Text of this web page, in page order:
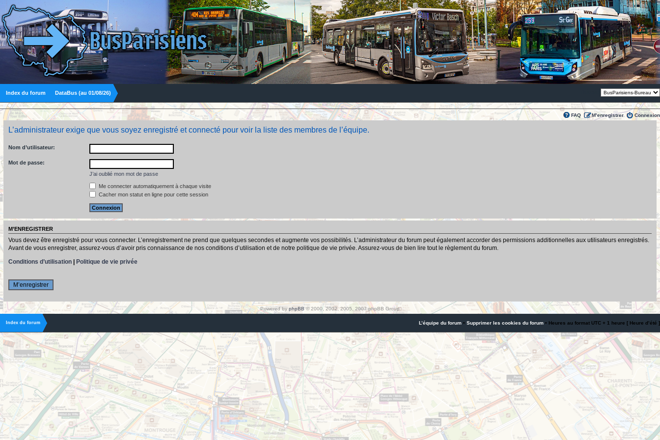
Index du forum DataBus (au 01/08/26)
FAQ M’enregistrer Connexion
L’administrateur exige que vous soyez enregistré et connecté pour voir la liste des membres de l’équipe.
Nom d’utilisateur:
Mot de passe:
J’ai oublié mon mot de passe
Me connecter automatiquement à chaque visite
Cacher mon statut en ligne pour cette session
M’ENREGISTRER
Vous devez être enregistré pour vous connecter. L’enregistrement ne prend que quelques secondes et augmente vos possibilités. L’administrateur du forum peut également accorder des permissions additionnelles aux utilisateurs enregistrés.
Avant de vous enregistrer, assurez-vous d’avoir pris connaissance de nos conditions d’utilisation et de notre politique de vie privée. Assurez-vous de bien lire tout le règlement du forum.
Conditions d’utilisation
Politique de vie privée
M’enregistrer
Powered by phpBB© 2000, 2002, 2005, 2007 phpBB Group
Index du forum L’équipe du forum • Supprimer les cookies du forum • Heures au format UTC + 1 heure [ Heure d’été ]